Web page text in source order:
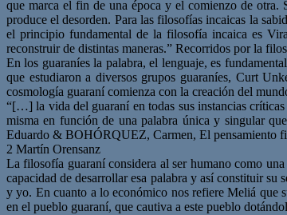
que marca el fin de una época y el comienzo de otra.
produce el desorden. Para las filosofías incaicas la
el principio fundamental de la filosofía incaica es
reconstruir de distintas maneras.” Recorridos por la
En los guaraníes la palabra, el lenguaje, es
que estudiaron a diversos grupos guaraníes, Curt
cosmología guaraní comienza con la creación del
“[…] la vida del guaraní en todas sus instancias
misma en función de una palabra única y singular
Eduardo & BOHÓRQUEZ, Carmen, El pensamiento
2 Martín Orensanz
La filosofía guaraní considera al ser humano como
capacidad de desarrollar esa palabra y así constituir
y yo. En cuanto a lo económico nos refiere Meliá que
en el pueblo guaraní, que cautiva a este pueblo